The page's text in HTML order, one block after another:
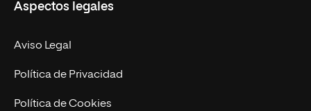
Doctorados
Experto Universitario
Postgrados
Cursos Universitarios
Facultades
Nuestro Equipo
Trabaja en UNIR
Actualidad
Aspectos legales
Aviso Legal
Política de Privacidad
Política de Cookies